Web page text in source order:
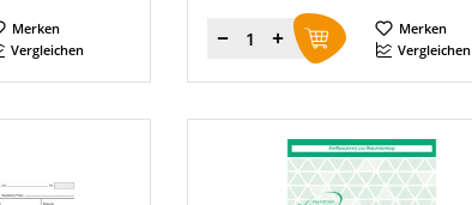
Merken
Vergleichen
Menge
Merken
Vergleichen